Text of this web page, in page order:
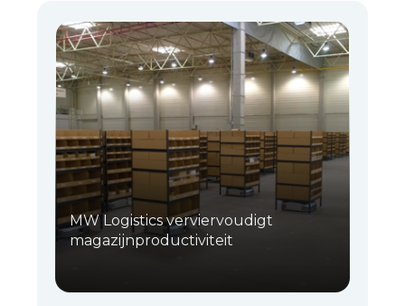
MW Logistics verviervoudigt
magazijnproductiviteit